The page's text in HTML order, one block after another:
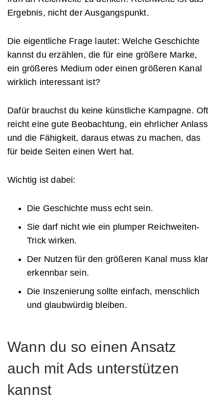
Ergebnis, nicht der Ausgangspunkt.
Die eigentliche Frage lautet: Welche Geschichte
kannst du erzählen, die für eine größere Marke,
ein größeres Medium oder einen größeren Kanal
wirklich interessant ist?
Dafür brauchst du keine künstliche Kampagne. Oft
reicht eine gute Beobachtung, ein ehrlicher Anlass
und die Fähigkeit, daraus etwas zu machen, das
für beide Seiten einen Wert hat.
Wichtig ist dabei:
Die Geschichte muss echt sein.
Sie darf nicht wie ein plumper Reichweiten-
Trick wirken.
Der Nutzen für den größeren Kanal muss klar
erkennbar sein.
Die Inszenierung sollte einfach, menschlich
und glaubwürdig bleiben.
Wann du so einen Ansatz
auch mit Ads unterstützen
kannst